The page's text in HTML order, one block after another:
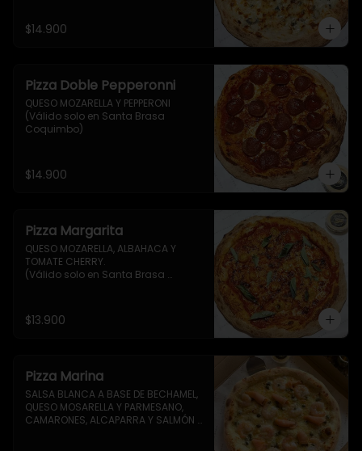
$14.900
Pizza Doble Pepperonni
QUESO MOZARELLA Y PEPPERONI
(Válido solo en Santa Brasa
Coquimbo)
$14.900
Pizza Margarita
QUESO MOZARELLA, ALBAHACA Y
TOMATE CHERRY.
(Válido solo en Santa Brasa
$13.900
Pizza Marina
SALSA BLANCA A BASE DE BECHAMEL,
QUESO MOSARELLA Y PARMESANO,
CAMARONES, ALCAPARRA Y SALMÓN